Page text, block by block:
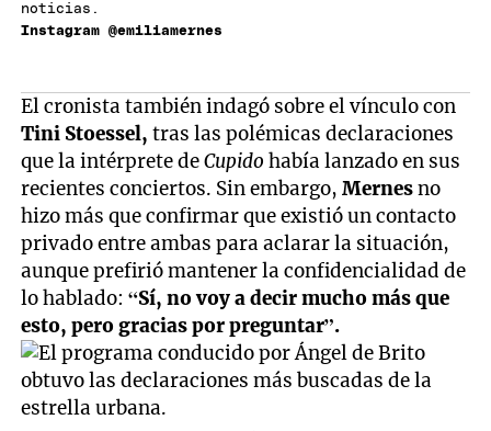
noticias.
Instagram @emiliamernes
El cronista también indagó sobre el vínculo con
Tini Stoessel, tras las polémicas declaraciones
que la intérprete deCupido había lanzado en sus
recientes conciertos. Sin embargo,Mernesno
hizo más que confirmar que existió un contacto
privado entre ambas para aclarar la situación,
aunque prefirió mantener la confidencialidad de
lo hablado:“Sí, no voy a decir mucho más que
esto, pero gracias por preguntar”.